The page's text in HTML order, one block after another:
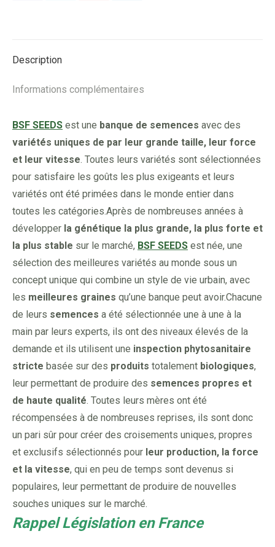
Description
Informations complémentaires
BSF SEEDS est une banque de semences avec des
variétés uniques de par leur grande taille, leur force
et leur vitesse. Toutes leurs variétés sont sélectionnées
pour satisfaire les goûts les plus exigeants et leurs
variétés ont été primées dans le monde entier dans
toutes les catégories.Après de nombreuses années à
développer la génétique la plus grande, la plus forte et
la plus stable sur le marché, BSF SEEDS est née, une
sélection des meilleures variétés au monde sous un
concept unique qui combine un style de vie urbain, avec
les meilleures graines qu’une banque peut avoir.Chacune
de leurs semences a été sélectionnée une à une à la
main par leurs experts, ils ont des niveaux élevés de la
demande et ils utilisent une inspection phytosanitaire
stricte basée sur des produits totalement biologiques,
leur permettant de produire des semences propres et
de haute qualité. Toutes leurs mères ont été
récompensées à de nombreuses reprises, ils sont donc
un pari sûr pour créer des croisements uniques, propres
et exclusifs sélectionnés pour leur production, la force
et la vitesse, qui en peu de temps sont devenus si
populaires, leur permettant de produire de nouvelles
souches uniques sur le marché.
Rappel Législation en France